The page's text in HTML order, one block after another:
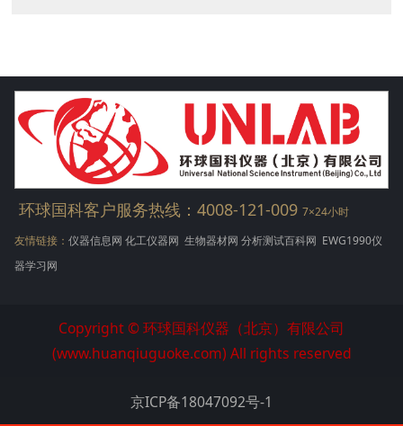
环球国科客户服务热线：4008-121-009 7×24小时
友情链接： 仪器信息网 化工仪器网 生物器材网 分析测试百科网 EWG1990仪
器学习网
Copyright © 环球国科仪器（北京）有限公司
(www.huanqiuguoke.com) All rights reserved
京ICP备18047092号-1